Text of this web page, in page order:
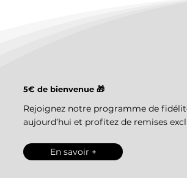
5€ de bienvenue 🎁
Rejoignez notre programme de
aujourd’hui et profitez de remises
En savoir +